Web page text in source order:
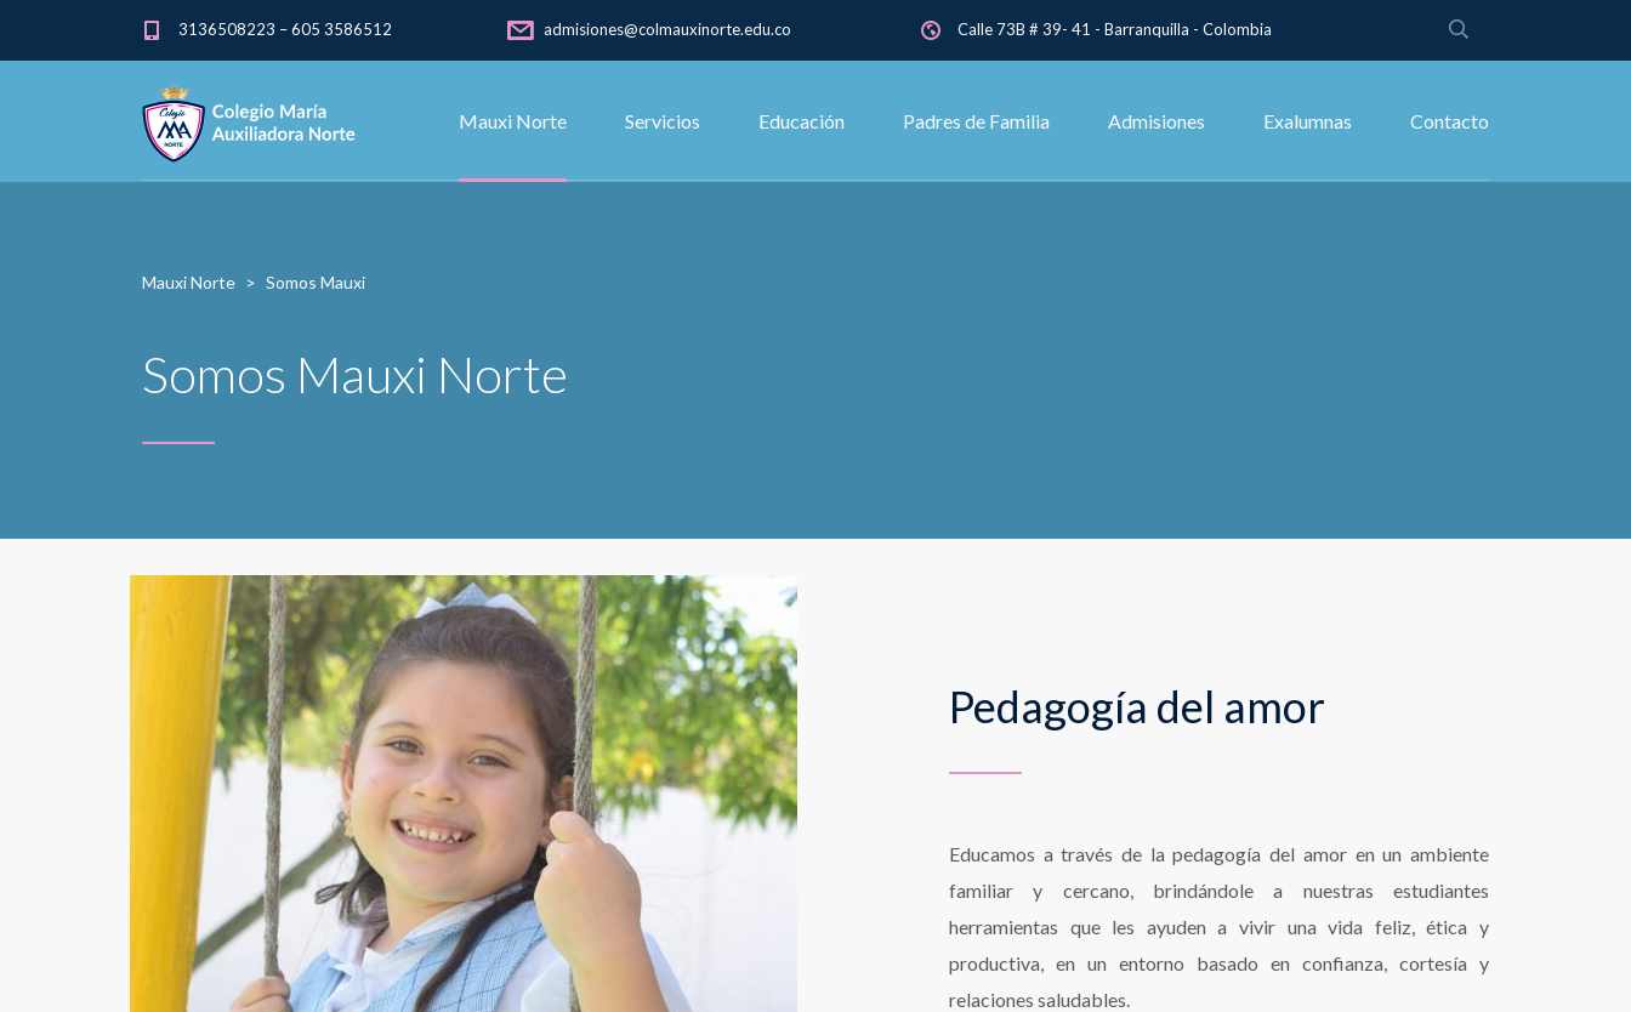
3136508223 – 605 3586512 admisiones@colmauxinorte.edu.co Calle 73B # 39- 41 - Barranquilla - Colombia
Mauxi Norte Servicios Educación Padres de Familia Admisiones Exalumnas Contacto
Mauxi Norte > Somos Mauxi
Somos Mauxi Norte
Pedagogía del amor
Educamos a través de la pedagogía del amor en un ambiente
familiar y cercano, brindándole a nuestras estudiantes
herramientas que les ayuden a vivir una vida feliz, ética y
productiva, en un entorno basado en confianza, cortesía y
relaciones saludables.